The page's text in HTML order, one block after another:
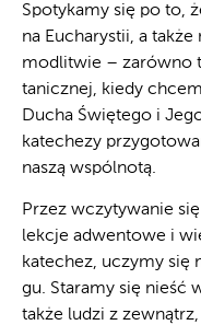
Spo­ty­ka­my się po to,
na Eu­cha­ry­stii, a
mo­dli­twie – za­rów­no
ta­nicz­nej, kie­dy
Du­cha Świę­te­go i
katechezy
naszą wspólnotą.
Przez wczy­ty­wa­nie
lek­cje ad­wen­to­we i
ka­te­chez, uczy­my
gu. Sta­ra­my się nieść
tak­że lu­dzi z